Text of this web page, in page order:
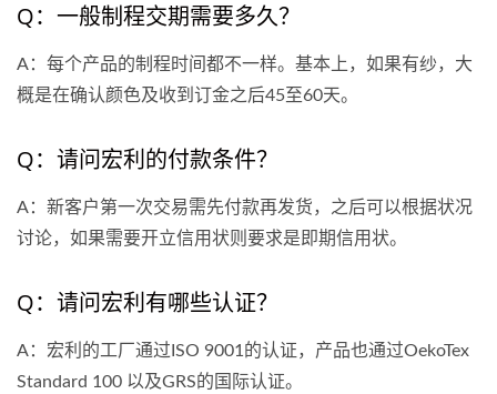
Q：一般制程交期需要多久？
A：每个产品的制程时间都不一样。基本上，如果有纱，大
概是在确认颜色及收到订金之后45至60天。
Q：请问宏利的付款条件？
A：新客户第一次交易需先付款再发货，之后可以根据状况
讨论，如果需要开立信用状则要求是即期信用状。
Q：请问宏利有哪些认证？
A：宏利的工厂通过ISO 9001的认证，产品也通过OekoTex
Standard 100 以及GRS的国际认证。